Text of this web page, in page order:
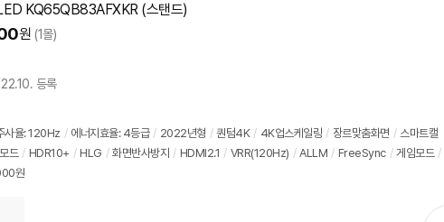
KQ65QB83AFXKR (스탠드)
원 (1몰)
22.10. 등록
사율: 120Hz / 에너지효율: 4등급 / 2022년형 / 퀀텀4K / 4K업스케일링 / 장르맞춤화면 / 스마트캘
드 / HDR10+ / HLG / 화면반사방지 / HDMI2.1 / VRR(120Hz) / ALLM / FreeSync / 게임모드 /
원